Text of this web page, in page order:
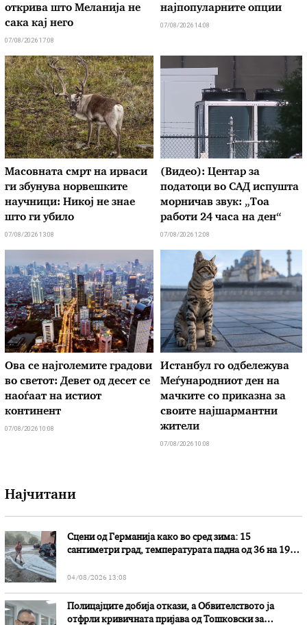
открива што Меланија не
сака кај него
07/08/2026 17:08
најпопуларните опции
07/08/2026 14:08
Масовната смрт на ирваси
ги збунува норвешките
научници: Никој не знае
што ги убило
07/08/2026 13:08
(Видео): Центар за
податоци во САД испушта
морничав звук: „Тоа
работи 24 часа на ден“
07/08/2026 12:08
Ова се најголемите градови
во светот: Девет од десет се
наоѓаат на истиот
континент
07/08/2026 10:08
Истанбул го одбележува
Меѓународниот ден на
мачките со приказна за
своите најшармантни
жители
07/08/2026 10:08
Најчитани
Сцени од Германија како во сред зима: 15
сантиметри град, температурата падна од 36 на 19
04/08/2026 13:08
Полицајците добија откази, а Обвителството ја
отфрли кривичната пријава од Тошковски за